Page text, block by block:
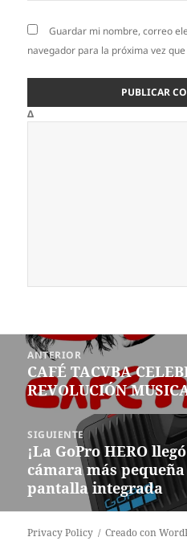
Guardar mi nombre, correo
navegador para la próxima vez
Δ
Navegación
entradas
ANTERIOR
Entrada
anterior:
CAFÉ TACVBA
REVOLUCIÓN
SIGUIENTE
Siguiente
entrada:
¡La GoPro HERO
cámara más
pantalla integrada
Privacy Policy Creado con